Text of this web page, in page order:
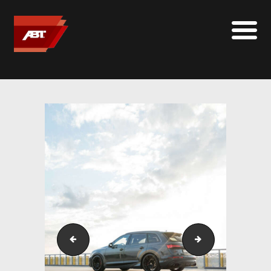
ABT SPORTSLINE FRANCE
MARQUES
LE SUR-MESURE
ABT
CONTACT
DSC_3325 DSC_3349